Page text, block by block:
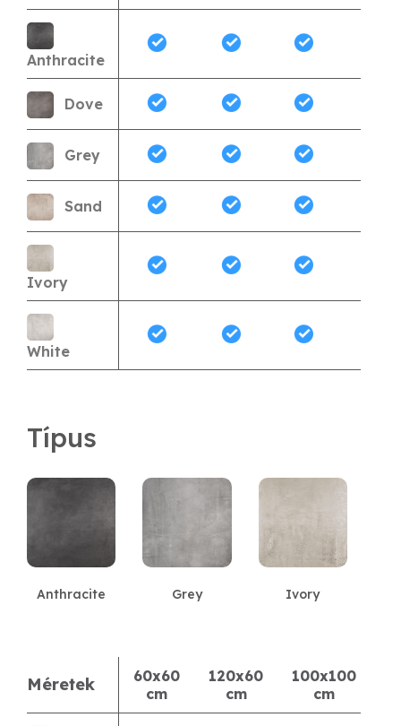
Anthracite
Dove
Grey
Sand
Ivory
White
Típus
Anthracite Grey Ivory
Méretek
60x60
cm
120x60
cm
100x100
cm